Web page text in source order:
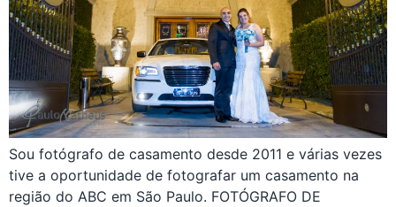
Sou fotógrafo de casamento desde 2011 e várias vezes
tive a oportunidade de fotografar um casamento na
região do ABC em São Paulo. FOTÓGRAFO DE